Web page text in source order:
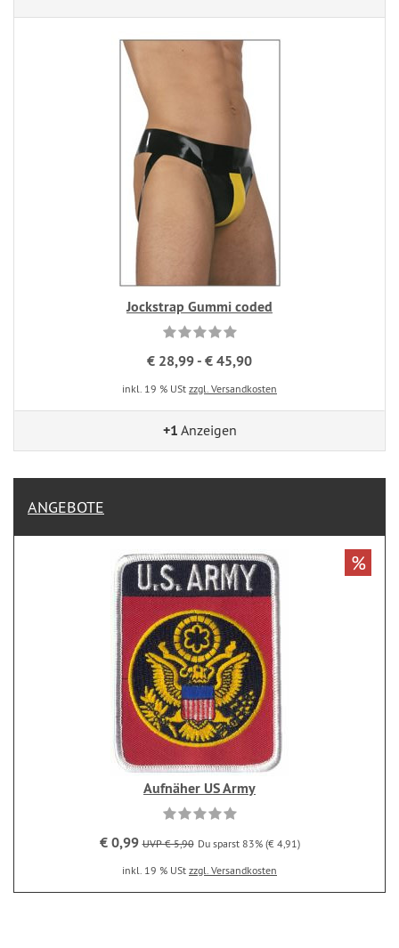
Jockstrap Gummi coded
€ 28,99 - € 45,90
inkl. 19 % USt zzgl. Versandkosten
+1 Anzeigen
ANGEBOTE
Aufnäher US Army
€ 0,99 UVP € 5,90 Du sparst 83% (€ 4,91)
inkl. 19 % USt zzgl. Versandkosten
%